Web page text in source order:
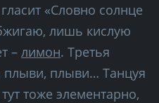
«Словно солнце
лишь кислую
– лимон. Третья
плыви, плыви… Танцуя
тоже элементарно,